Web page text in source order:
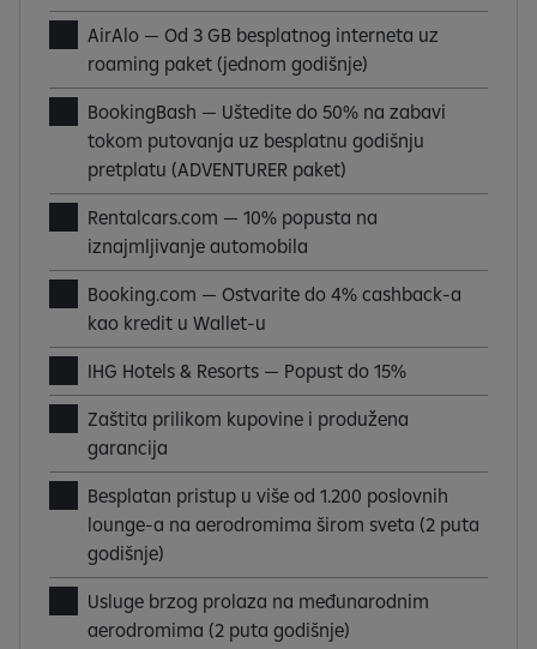
AirAlo — Od 3 GB besplatnog interneta uz
roaming paket (jednom godišnje)
BookingBash — Uštedite do 50% na zabavi
tokom putovanja uz besplatnu godišnju
pretplatu (ADVENTURER paket)
Rentalcars.com — 10% popusta na
iznajmljivanje automobila
Booking.com — Ostvarite do 4% cashback-a
kao kredit u Wallet-u
IHG Hotels & Resorts — Popust do 15%
Zaštita prilikom kupovine i produžena
garancija
Besplatan pristup u više od 1.200 poslovnih
lounge-a na aerodromima širom sveta (2 puta
godišnje)
Usluge brzog prolaza na međunarodnim
aerodromima (2 puta godišnje)